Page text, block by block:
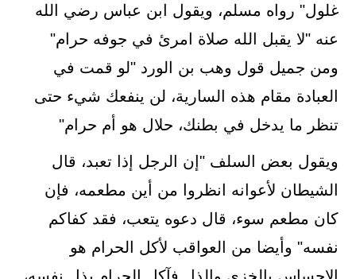
غلول" رواه مسلم، ويقول ابن عباس رضي الله
عنه "لا يقبل الله صلاة امرئ في جوفه حرام"
ومن جميل قول وهب بن الورد "لو قمت في
العبادة مقام هذه السارية، لن ينفعك شيء حتى
تنظر ما يدخل في بطنك، حلال هو أم حرام"
ويقول بعض السلف "إن الرجل إذا تعبد، قال
الشيطان لأعوانه انظروا من أين مطعمه، فإن
كان مطعم سوء، قال دعوه يتعب، فقد كفاكم
نفسه" وأيضا من العواقب لأكل الحرام هو